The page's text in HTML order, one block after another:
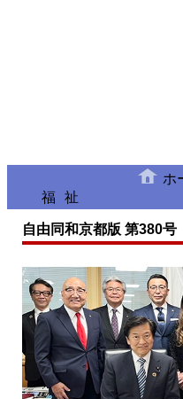
福祉
自由同和京都版 第380号